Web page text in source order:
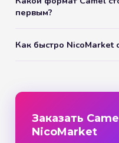
первым?
Как быстро NicoMarket
Заказать
NicoMarket